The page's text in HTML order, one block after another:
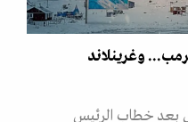
وغرينلاند
بعد خطاب الرئيس